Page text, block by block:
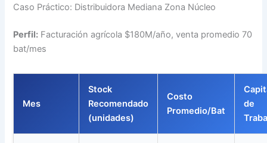
Caso Práctico: Distribuidora Mediana Zona Núcleo
Perfil: Facturación agrícola $180M/año, venta promedio 70
bat/mes
Mes
Stock
Recomendado
(unidades)
Costo
Promedio/Bat
de